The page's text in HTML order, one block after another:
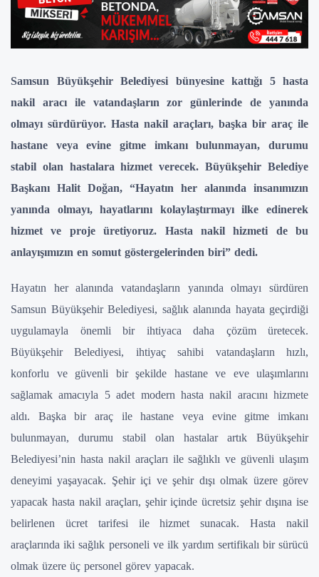
Samsun Büyükşehir Belediyesi bünyesine kattığı 5 hasta
nakil aracı ile vatandaşların zor günlerinde de yanında
olmayı sürdürüyor. Hasta nakil araçları, başka bir araç ile
hastane veya evine gitme imkanı bulunmayan, durumu
stabil olan hastalara hizmet verecek. Büyükşehir Belediye
Başkanı Halit Doğan, “Hayatın her alanında insanımızın
yanında olmayı, hayatlarını kolaylaştırmayı ilke edinerek
hizmet ve proje üretiyoruz. Hasta nakil hizmeti de bu
anlayışımızın en somut göstergelerinden biri” dedi.
Hayatın her alanında vatandaşların yanında olmayı sürdüren
Samsun Büyükşehir Belediyesi, sağlık alanında hayata geçirdiği
uygulamayla önemli bir ihtiyaca daha çözüm üretecek.
Büyükşehir Belediyesi, ihtiyaç sahibi vatandaşların hızlı,
konforlu ve güvenli bir şekilde hastane ve eve ulaşımlarını
sağlamak amacıyla 5 adet modern hasta nakil aracını hizmete
aldı. Başka bir araç ile hastane veya evine gitme imkanı
bulunmayan, durumu stabil olan hastalar artık Büyükşehir
Belediyesi’nin hasta nakil araçları ile sağlıklı ve güvenli ulaşım
deneyimi yaşayacak. Şehir içi ve şehir dışı olmak üzere görev
yapacak hasta nakil araçları, şehir içinde ücretsiz şehir dışına ise
belirlenen ücret tarifesi ile hizmet sunacak. Hasta nakil
araçlarında iki sağlık personeli ve ilk yardım sertifikalı bir sürücü
olmak üzere üç personel görev yapacak.